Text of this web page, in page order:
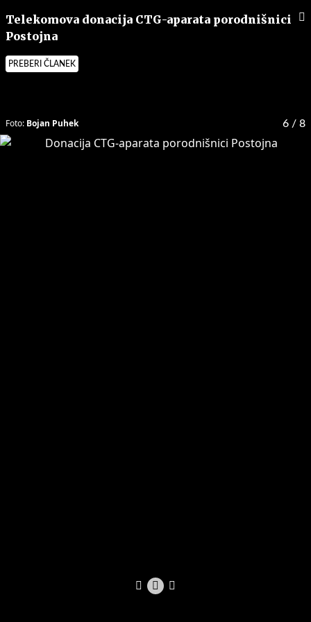
Telekomova donacija CTG-aparata porodnišnici
Postojna
PREBERI ČLANEK
6 / 8
Foto: Bojan Puhek